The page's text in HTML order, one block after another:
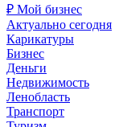
₽ Мой бизнес
Актуально сегодня
Карикатуры
Бизнес
Деньги
Недвижимость
Ленобласть
Транспорт